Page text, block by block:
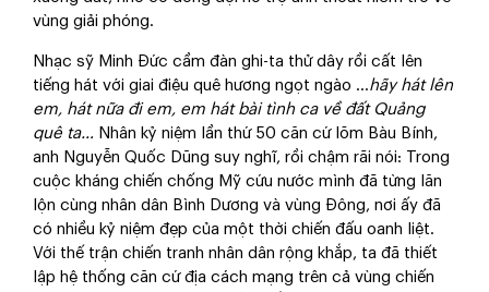
vùng giải phóng.
Nhạc sỹ Minh Đức cầm đàn ghi-ta thử dây rồi cất lên
tiếng hát với giai điệu quê hương ngọt ngào …hãy hát lên
em, hát nữa đi em, em hát bài tình ca về đất Quảng
quê ta… Nhân kỷ niệm lần thứ 50 căn cứ lõm Bàu Bính,
anh Nguyễn Quốc Dũng suy nghĩ, rồi chậm rãi nói: Trong
cuộc kháng chiến chống Mỹ cứu nước mình đã từng lăn
lộn cùng nhân dân Bình Dương và vùng Đông, nơi ấy đã
có nhiều kỷ niệm đẹp của một thời chiến đấu oanh liệt.
Với thế trận chiến tranh nhân dân rộng khắp, ta đã thiết
lập hệ thống căn cứ địa cách mạng trên cả vùng chiến